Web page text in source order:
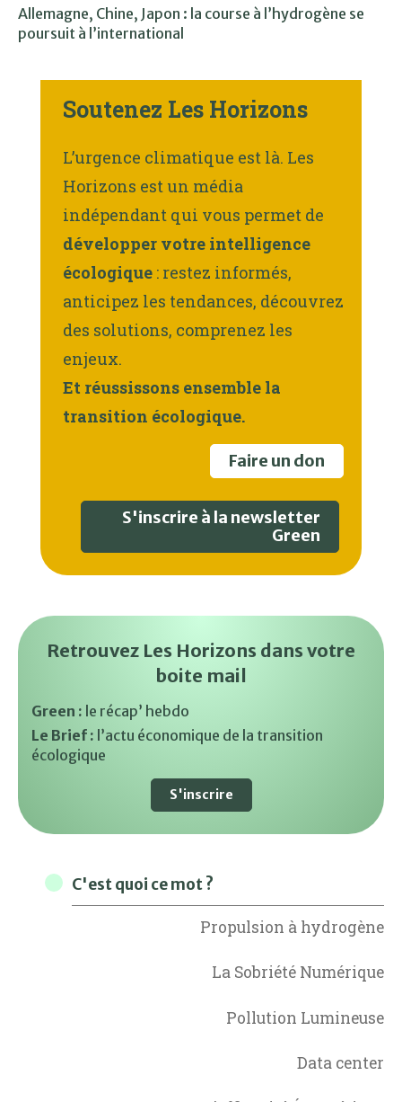
Allemagne, Chine, Japon : la course à l’hydrogène se
poursuit à l’international
Soutenez Les Horizons
L’urgence climatique est là. Les
Horizons est un média
indépendant qui vous permet de
développer votre intelligence
écologique : restez informés,
anticipez les tendances, découvrez
des solutions, comprenez les
enjeux.
Et réussissons ensemble la
transition écologique.
Faire un don
S'inscrire à la newsletter
Green
Retrouvez Les Horizons dans votre
boite mail
Green : le récap’ hebdo
Le Brief : l’actu économique de la transition
écologique
S'inscrire
C'est quoi ce mot ?
Propulsion à hydrogène
La Sobriété Numérique
Pollution Lumineuse
Data center